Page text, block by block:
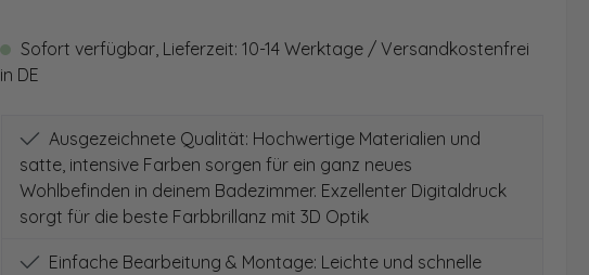
Sofort verfügbar, Lieferzeit: 10-14 Werktage / Versandkostenfrei
in DE
Ausgezeichnete Qualität: Hochwertige Materialien und
satte, intensive Farben sorgen für ein ganz neues
Wohlbefinden in deinem Badezimmer. Exzellenter Digitaldruck
sorgt für die beste Farbbrillanz mit 3D Optik
Einfache Bearbeitung & Montage: Leichte und schnelle